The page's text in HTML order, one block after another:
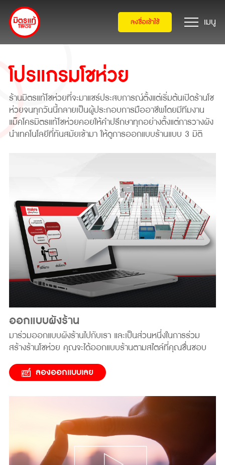
ลงชื่อเข้าใช้
โปรแกรมโชห่วย
ร้านมิตรแท้โชห่วยที่จะมาแชร์ประสบการณ์ตั้งแต่เริ่มต้นเปิดร้านโช
ห่วยจนทุกวันนี้กลายเป็นผู้ประกอบการมืออาชีพโดยมีทีมงาน
แม็คโครมิตรแท้โชห่วยคอยให้คำปรึกษาทุกอย่างตั้งแต่การวางผัง
นำเทคโนโลยีที่ทันสมัยเข้ามา ให้ดูการออกแบบร้านแบบ 3 มิติ
ออกแบบผังร้าน
มาร่วมออกแบบผังร้านไปกับเรา และเป็นส่วนหนึ่งในการร่วม
สร้างร้านโชห่วย คุณจะได้ออกแบบร้านตามสไตล์ที่คุณชื่นชอบ
ลองออกแบบเลย